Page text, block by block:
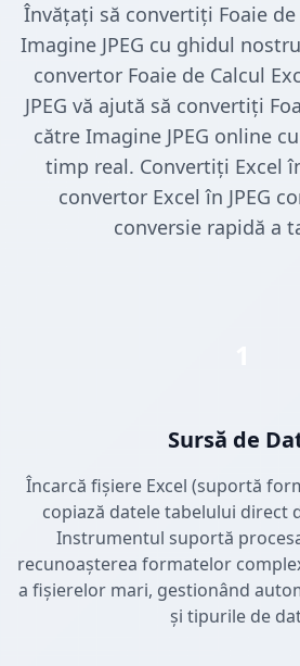
Învățați să convertiți Foaie de
Imagine JPEG cu ghidul
convertor Foaie de Calcul
JPEG vă ajută să convertiți
către Imagine JPEG online
timp real. Convertiți Excel
convertor Excel în JPEG
conversie rapidă a
Sursă de
Încarcă fișiere Excel (suportă
copiază datele tabelului direct
Instrumentul suportă
recunoașterea formatelor
a fișierelor mari, gestionând
și tipurile de